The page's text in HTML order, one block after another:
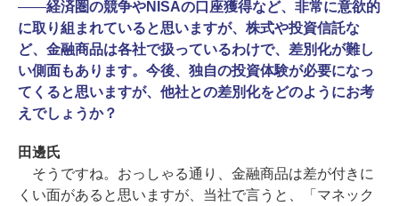
――経済圏の競争やNISAの口座獲得など、非常に意欲的
に取り組まれていると思いますが、株式や投資信託な
ど、金融商品は各社で扱っているわけで、差別化が難し
い側面もあります。今後、独自の投資体験が必要になっ
てくると思いますが、他社との差別化をどのようにお考
えでしょうか？
田邊氏
そうですね。おっしゃる通り、金融商品は差が付きに
くい面があると思いますが、当社で言うと、「マネック